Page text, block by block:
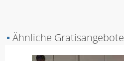
▪ Ähnliche Gratisangebote